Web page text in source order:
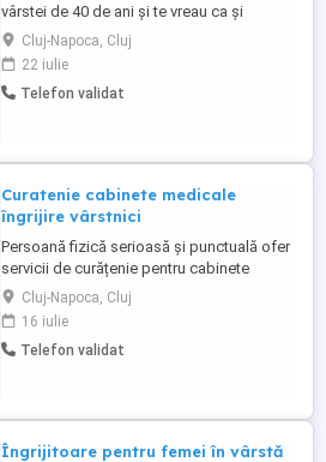
vârstei de 40 de ani și te vreau ca și
asistentul meu personal part time.. Dacă
ești o persoană dinamică, open mind și ai
o vibrație pozitiva și îți dorești să ai un
venit dintr un job part time.... Contactează
Cluj-Napoca, Cluj
22 iulie
Telefon validat
Curatenie cabinete medicale
îngrijire vârstnici
Persoană fizică serioasă și punctuală ofer
servicii de curățenie pentru cabinete
medicale , medicină de familie
,stomatologie sau spatii de birouri mici,
medii sau și îngrijire vârstnici doar
dimineața program de 2-4 ore Deoarece
Cluj-Napoca, Cluj
16 iulie
Telefon validat
Îngrijitoare pentru femei în vârstă